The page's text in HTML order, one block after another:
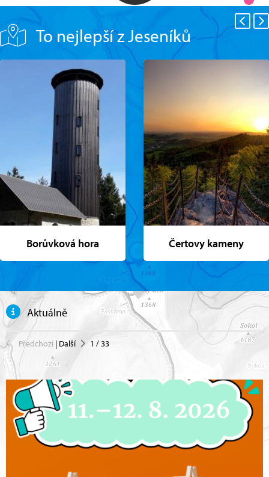
To nejlepší z Jeseníků
Borůvková hora Čertovy kameny
Aktuálně
Předchozí | Další 1 /33